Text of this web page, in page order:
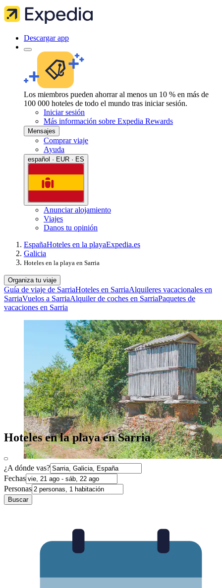
Descargar app
Los miembros pueden ahorrar al menos un 10 % en más de
100 000 hoteles de todo el mundo tras iniciar sesión.
Iniciar sesión
Más información sobre Expedia Rewards
Mensajes
Comprar viaje
Ayuda
español · EUR · ES
Anunciar alojamiento
Viajes
Danos tu opinión
EspañaHoteles en la playaExpedia.es
Galicia
Hoteles en la playa en Sarria
Organiza tu viaje
Guía de viaje de SarriaHoteles en SarriaAlquileres vacacionales en
SarriaVuelos a SarriaAlquiler de coches en SarriaPaquetes de
vacaciones en Sarria
Hoteles en la playa en Sarria
¿A dónde vas?
Fechas
Personas
Buscar